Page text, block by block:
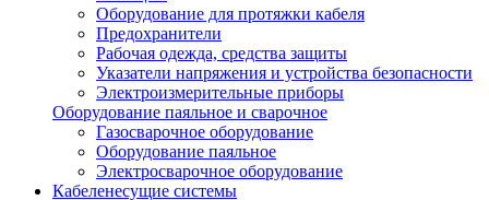
Оборудование для протяжки кабеля
Предохранители
Рабочая одежда, средства защиты
Указатели напряжения и устройства безопасности
Электроизмерительные приборы
Оборудование паяльное и сварочное
Газосварочное оборудование
Оборудование паяльное
Электросварочное оборудование
Кабеленесущие системы